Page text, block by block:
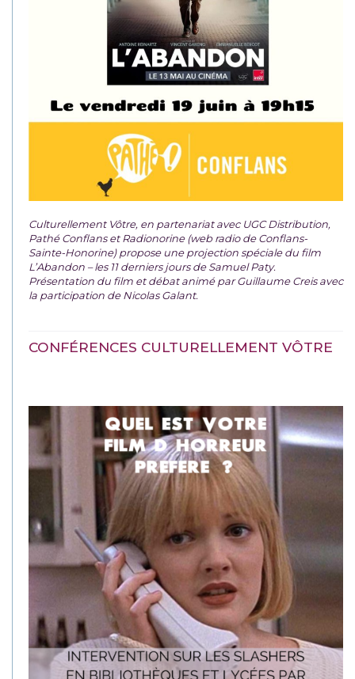
Culturellement Vôtre, en partenariat avec UGC Distribution,
Pathé Conflans et Radionorine (web radio de Conflans-
Sainte-Honorine) propose une projection spéciale du film
L’Abandon – les 11 derniers jours de Samuel Paty.
Présentation du film et débat animé par Guillaume Creis avec
la participation de Nicolas Galant.
CONFÉRENCES CULTURELLEMENT VÔTRE